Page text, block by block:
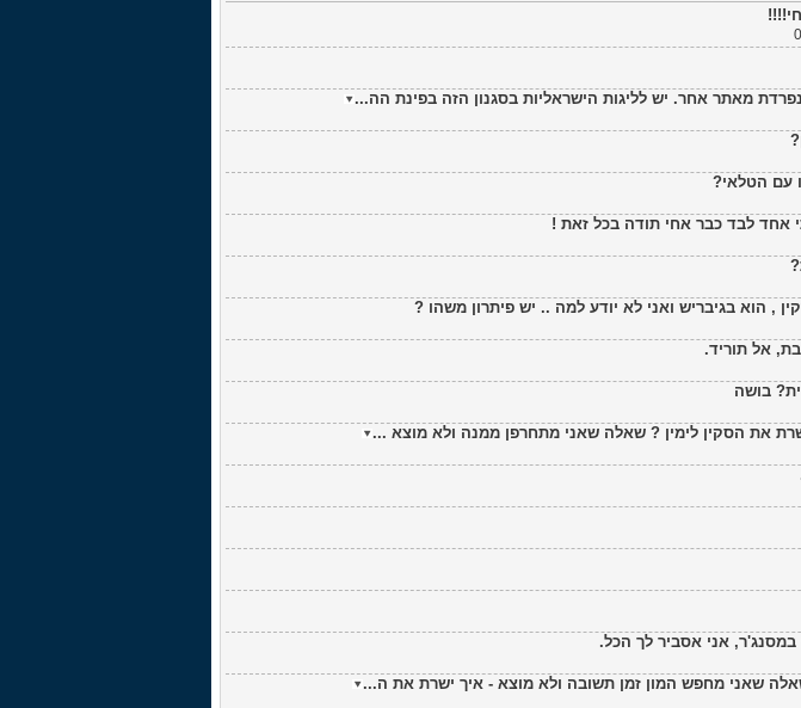
מאתר אחר. יש לליגות הישראליות בסגנון הזה בפינת הה...
עם הטלאי?
אחד לבד כבר אחי תודה בכל זאת !
, הוא בגיבריש ואני לא יודע למה .. יש פיתרון משהו ?
אל תוריד.
בושה
את הסקין לימין ? שאלה שאני מתחרפן ממנה ולא מוצא ...
במסנג'ר, אני אסביר לך הכל.
שאני מחפש המון זמן תשובה ולא מוצא - איך ישרת את ה...